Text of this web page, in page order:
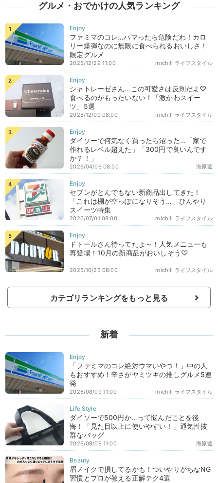
グルメ・おでかけの人気ランキング
ファミマのコレ…ハマったら危険だわ！カロ
リー爆弾なのに無限に食べられるおいしさ！
限定グルメ
michill ライフスタイル
2025/12/29 11:00
シャトレーゼさん…この可愛さは反則だよ♡
食べるのがもったいない！「激かわスイー
ツ」5選
michill ライフスタイル
2025/12/09 08:00
ダイソーで何気なく買ったら沼った…「家で
作れるレベル超えた」「300円で良いんです
か？！」
海原藍
2026/04/06 08:00
セブンがとんでもない新商品出してきた！
「これは棚が空っぽになりそう…」ひんやり
スイーツ特集
michill ライフスタイル
2026/07/01 08:00
ドトールさん待ってたよ～！人気メニューも
再登場！10月の新商品がおいしそう♡
michill ライフスタイル
2025/10/25 08:00
カテゴリランキングをもっと見る
新着
「ファミマのコレ絶対ウマいやつ！」中の人
もおすすめ！辛さがヤミツキの推しグルメ5連
発
michill ライフスタイル
2026/08/09 11:00
ダイソーで500円か…って悩んだことを後
悔！「見た目以上に使いやすい！」通気性抜
群なバッグ
海原藍
2026/08/09 11:00
眉メイクで損してるかも！ついやりがちなNG
習慣とプロが教える正解テク4選